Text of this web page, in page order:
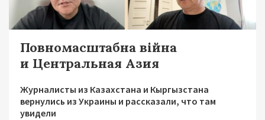
Повномасштабна війна
и Центральная Азия
Журналисты из Казахстана и Кыргызстана
вернулись из Украины и рассказали, что там
увидели